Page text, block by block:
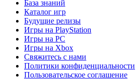
База знаний
Каталог игр
Будущие релизы
Игры на PlayStation
Игры на PC
Игры на Xbox
Свяжитесь с нами
Политики конфиденциальности
Пользовательское соглашение